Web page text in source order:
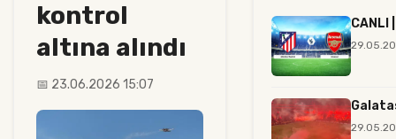
kontrol
altına alındı
📅 23.06.2026 15:07
CANLI